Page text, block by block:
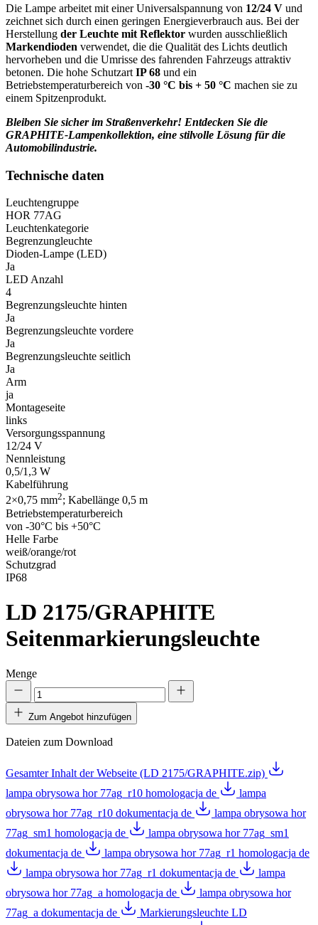
Die Lampe arbeitet mit einer Universalspannung von 12/24 V und
zeichnet sich durch einen geringen Energieverbrauch aus. Bei der
Herstellung der Leuchte mit Reflektor wurden ausschließlich
Markendioden verwendet, die die Qualität des Lichts deutlich
hervorheben und die Umrisse des fahrenden Fahrzeugs attraktiv
betonen. Die hohe Schutzart IP 68 und ein
Betriebstemperaturbereich von -30 °C bis + 50 °C machen sie zu
einem Spitzenprodukt.
Bleiben Sie sicher im Straßenverkehr! Entdecken Sie die
GRAPHITE-Lampenkollektion, eine stilvolle Lösung für die
Automobilindustrie.
Technische daten
Leuchtengruppe
HOR 77AG
Leuchtenkategorie
Begrenzungleuchte
Dioden-Lampe (LED)
Ja
LED Anzahl
4
Begrenzungsleuchte hinten
Ja
Begrenzungsleuchte vordere
Ja
Begrenzungsleuchte seitlich
Ja
Arm
ja
Montageseite
links
Versorgungsspannung
12/24 V
Nennleistung
0,5/1,3 W
Kabelführung
2×0,75 mm2; Kabellänge 0,5 m
Betriebstemperaturbereich
von -30°C bis +50°C
Helle Farbe
weiß/orange/rot
Schutzgrad
IP68
LD 2175/GRAPHITE
Seitenmarkierungsleuchte
Menge
Zum Angebot hinzufügen
Dateien zum Download
Gesamter Inhalt der Webseite (LD 2175/GRAPHITE.zip)
lampa obrysowa hor 77ag_r10 homologacja de
lampa
obrysowa hor 77ag_r10 dokumentacja de
lampa obrysowa hor
77ag_sm1 homologacja de
lampa obrysowa hor 77ag_sm1
dokumentacja de
lampa obrysowa hor 77ag_r1 homologacja de
lampa obrysowa hor 77ag_r1 dokumentacja de
lampa
obrysowa hor 77ag_a homologacja de
lampa obrysowa hor
77ag_a dokumentacja de
Markierungsleuchte LD